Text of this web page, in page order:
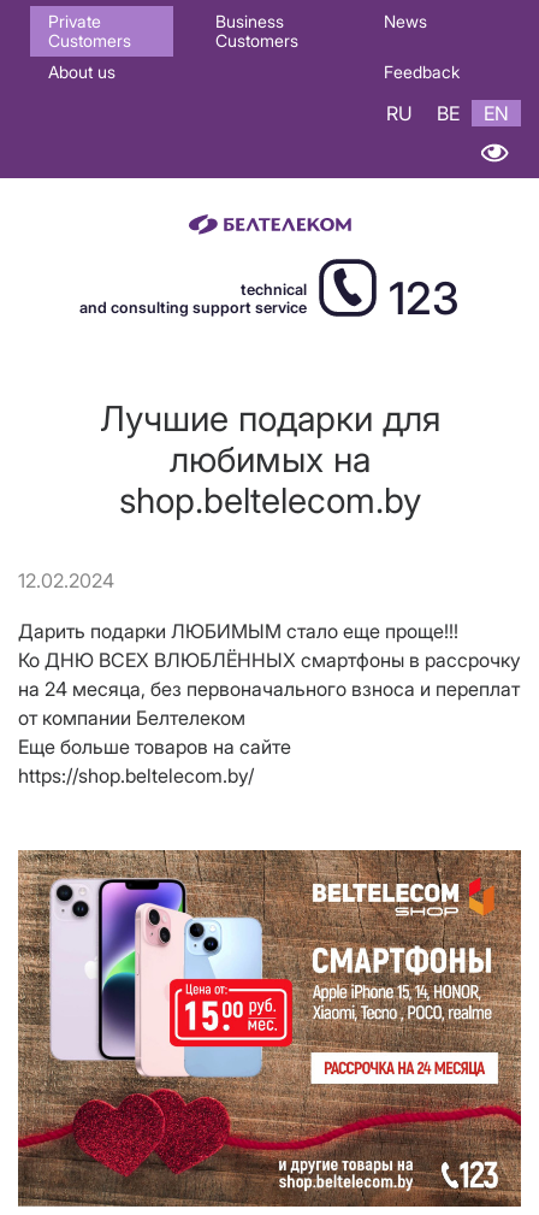
Основная
навигация
Private
Customers
Business
Customers
News
About us Feedback
RU BE EN
technical
and consulting support service
123
Лучшие подарки для
любимых на
shop.beltelecom.by
12.02.2024
Дарить подарки ЛЮБИМЫМ стало еще проще!!!
Ко ДНЮ ВСЕХ ВЛЮБЛЁННЫХ смартфоны в рассрочку
на 24 месяца, без первоначального взноса и переплат
от компании Белтелеком
Еще больше товаров на сайте
https://shop.beltelecom.by/